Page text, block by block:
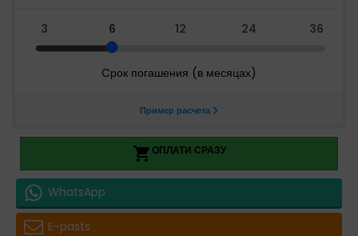
ОПЛАТИ СРАЗУ
WhatsApp
E-pasts